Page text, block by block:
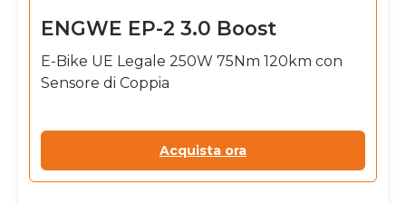
ENGWE EP-2 3.0 Boost
E-Bike UE Legale 250W 75Nm 120km con
Sensore di Coppia
Acquista ora